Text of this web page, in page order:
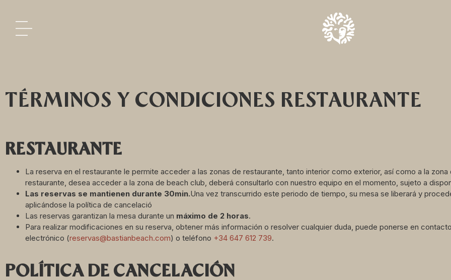
TÉRMINOS Y CONDICIONES RESTAURANTE
RESTAURANTE
La reserva en el restaurante le permite acceder a las zonas de restaurante, tanto interior como exterior, así como a la zona
restaurante, desea acceder a la zona de beach club, deberá consultarlo con nuestro equipo en el momento, sujeto a
Las reservas se mantienen durante 30min.Una vez transcurrido este periodo de tiempo, su mesa se liberará y
aplicándose la política de cancelació
Las reservas garantizan la mesa durante un máximo de 2 horas.
Para realizar modificaciones en su reserva, obtener más información o resolver cualquier duda, puede ponerse en
electrónico (reservas@bastianbeach.com) o teléfono +34 647 612 739.
POLÍTICA DE CANCELACIÓN